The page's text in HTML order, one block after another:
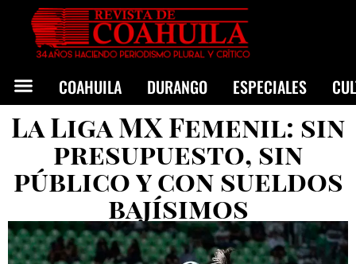
COAHUILA DURANGO ESPECIALES
La Liga MX Femenil: sin
presupuesto, sin
público y con sueldos
bajísimos